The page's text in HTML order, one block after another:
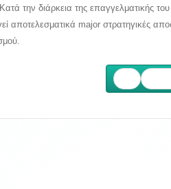
την διάρκεια της επαγγελματικής του
αποτελεσματικά major στρατηγικές